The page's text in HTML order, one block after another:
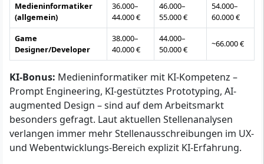
Medieninformatiker
(allgemein)
36.000–
44.000 €
46.000–
55.000 €
54.000–
60.000 €
Game
Designer/Developer
38.000–
40.000 €
44.000–
50.000 €
~66.000 €
KI-Bonus: Medieninformatiker mit KI-Kompetenz –
Prompt Engineering, KI-gestütztes Prototyping, AI-
augmented Design – sind auf dem Arbeitsmarkt
besonders gefragt. Laut aktuellen Stellenanalysen
verlangen immer mehr Stellenausschreibungen im UX-
und Webentwicklungs-Bereich explizit KI-Erfahrung.